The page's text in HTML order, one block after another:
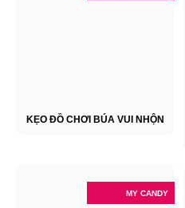
KẸO ĐỒ CHƠI BÚA VUI NHỘN
MY CANDY